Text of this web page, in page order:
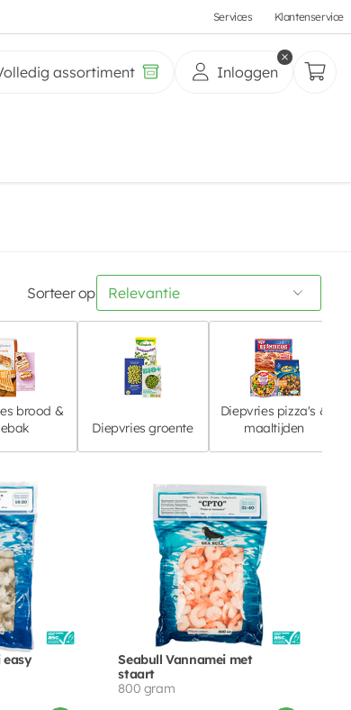
Services Klantenservice
assortiment Inloggen
Sorteer op
brood &
Diepvries groente
Diepvries pizza's &
maaltijden
easy
Seabull Vannamei met
staart
800 gram